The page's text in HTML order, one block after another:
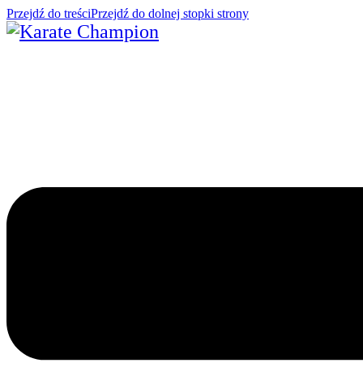
Przejdź do treściPrzejdź do dolnej stopki strony